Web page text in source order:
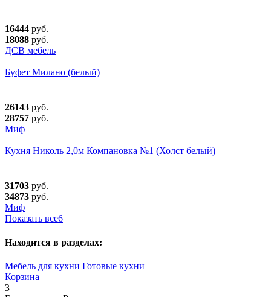
16444 руб.
18088 руб.
ДСВ мебель
Буфет Милано (белый)
26143 руб.
28757 руб.
Миф
Кухня Николь 2,0м Компановка №1 (Холст белый)
31703 руб.
34873 руб.
Миф
Показать все6
Находится в разделах:
Мебель для кухни Готовые кухни
Корзина
3